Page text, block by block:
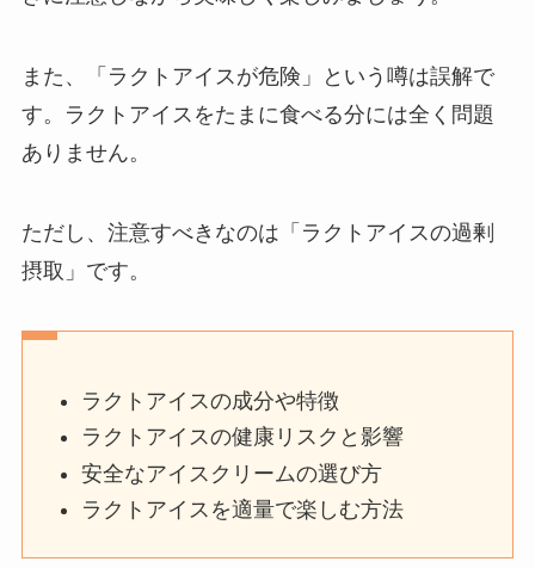
また、「ラクトアイスが危険」という噂は誤解で
す。ラクトアイスをたまに食べる分には全く問題
ありません。
ただし、注意すべきなのは「ラクトアイスの過剰
摂取」です。
ラクトアイスの成分や特徴
ラクトアイスの健康リスクと影響
安全なアイスクリームの選び方
ラクトアイスを適量で楽しむ方法